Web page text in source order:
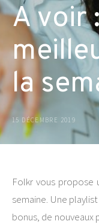
A voir
la
15 DÉCEMBRE 2019
Folkr vous propose
semaine. Une
bonus, de nouveaux